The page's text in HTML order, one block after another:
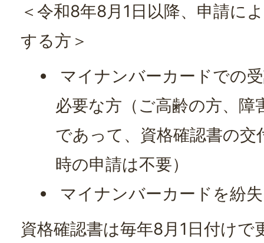
＜令和8年8月1日以降、申請に
する方＞
マイナンバーカードでの
必要な方（ご高齢の方、
であって、資格確認書の交
時の申請は不要）
マイナンバーカードを紛
資格確認書は毎年8月1日付けで